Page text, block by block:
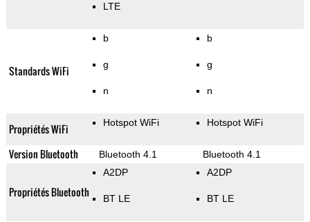
LTE
Standards WiFi
b
g
n
b
g
n
Propriétés WiFi Hotspot WiFi Hotspot WiFi
Version Bluetooth Bluetooth 4.1 Bluetooth 4.1
Propriétés Bluetooth
A2DP
BT LE
A2DP
BT LE